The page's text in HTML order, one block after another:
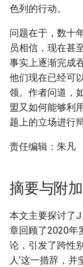
色列的行动。
问题在于，数十
员相信，现在甚
事实上逐渐完成
他们现在已经可
领。作者问道，
盟又如何能够利
题上的立场进行
责任编辑：朱凡
摘要与附
本文主要探讨了
章回顾了2020年
论，引发了跨性
人’这一措辞，